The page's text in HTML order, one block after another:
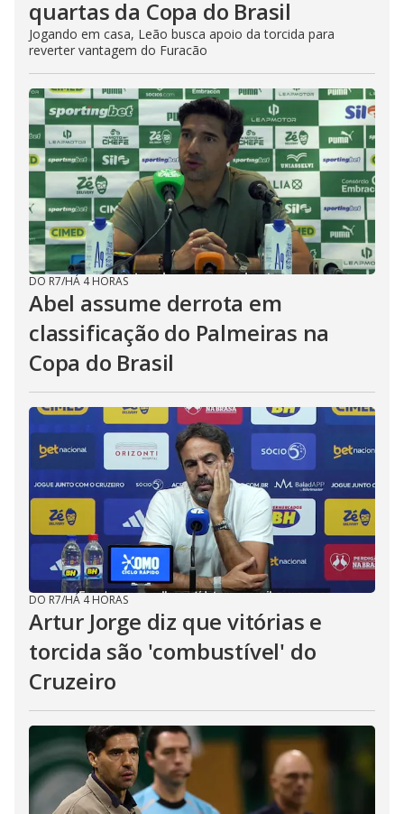
quartas da Copa do Brasil
Jogando em casa, Leão busca apoio da torcida para
reverter vantagem do Furacão
DO R7/HÁ 4 HORAS
Abel assume derrota em
classificação do Palmeiras na
Copa do Brasil
DO R7/HÁ 4 HORAS
Artur Jorge diz que vitórias e
torcida são 'combustível' do
Cruzeiro